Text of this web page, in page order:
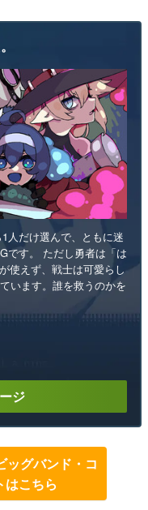
人だけ選んで、ともに迷
です。 ただし勇者は「は
使えず、戦士は可愛らし
います。誰を救うのかを
ジ
ッグバンド・コ
はこちら